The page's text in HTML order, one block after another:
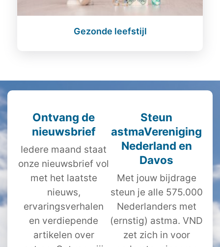
Gezonde leefstijl
Ontvang de
nieuwsbrief
Iedere maand staat
onze nieuwsbrief vol
met het laatste
nieuws,
ervaringsverhalen
en verdiepende
artikelen over
Steun
astmaVereniging
Nederland en
Davos
Met jouw bijdrage
steun je alle 575.000
Nederlanders met
(ernstig) astma. VND
zet zich in voor